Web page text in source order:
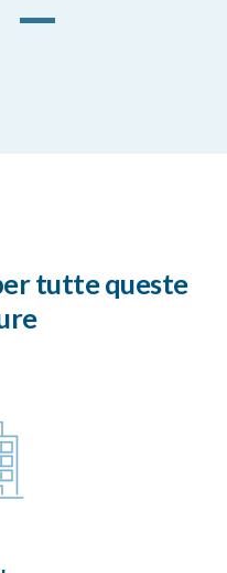
tutte queste